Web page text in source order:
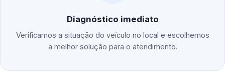
Diagnóstico imediato
Verificamos a situação do veículo no local e escolhemos
a melhor solução para o atendimento.